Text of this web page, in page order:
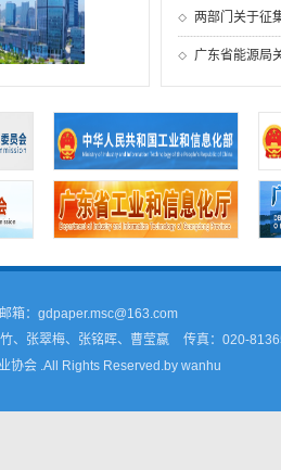
两部门关于征
广东省能源局
邮箱：gdpaper.msc@163.com
、张翠梅、张铭晖、曹莹嬴
传真：020-
协会 .All Rights Reserved.by wanhu